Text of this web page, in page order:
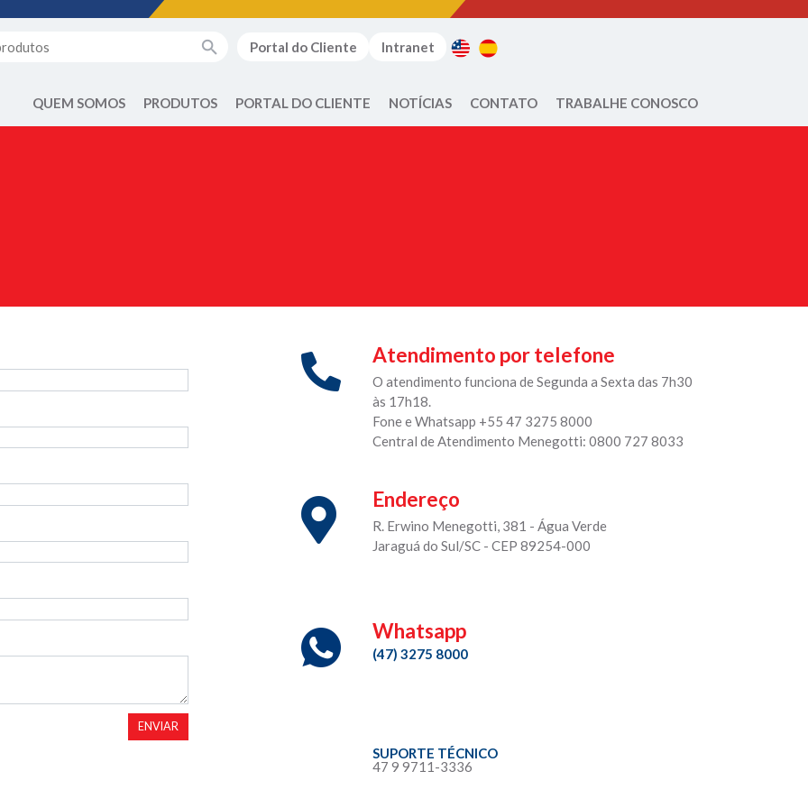
Portal do Cliente Intranet
QUEM SOMOS PRODUTOS PORTAL DO CLIENTE NOTÍCIAS CONTATO TRABALHE CONOSCO
ENVIAR
Atendimento por telefone
O atendimento funciona de Segunda a Sexta das 7h30
às 17h18.
Fone e Whatsapp +55 47 3275 8000
Central de Atendimento Menegotti: 0800 727 8033
Endereço
R. Erwino Menegotti, 381 - Água Verde
Jaraguá do Sul/SC - CEP 89254-000
Whatsapp
(47) 3275 8000
SUPORTE TÉCNICO
47 9 9711-3336